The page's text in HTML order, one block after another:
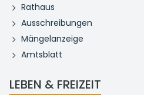
Rathaus
Ausschreibungen
Mängelanzeige
Amtsblatt
LEBEN & FREIZEIT